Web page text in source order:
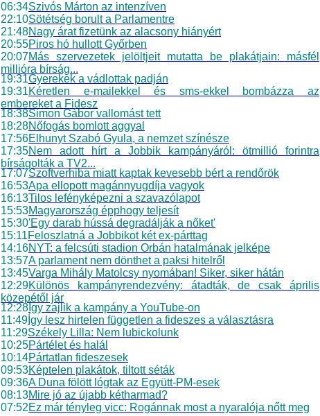
06:34Szivós Márton az intenzíven
22:10Sötétség borult a Parlamentre
21:48Nagy árat fizetünk az alacsony hiányért
20:55Piros hó hullott Győrben
20:07Más szervezetek jelöltjeit mutatta be plakátjain: másfél
millióra bírság...
19:31Gyerekek a vádlottak padján
19:31Kéretlen e-mailekkel és sms-ekkel bombázza az
embereket a Fidesz
18:38Simon Gábor vallomást tett
18:28Nőfogás bomlott aggyal
17:56Elhunyt Szabó Gyula, a nemzet színésze
17:35Nem adott hírt a Jobbik kampányáról: ötmillió forintra
bírságolták a TV2...
17:07Szoftverhiba miatt kaptak kevesebb bért a rendőrök
16:53Apa ellopott magánnyugdíja vagyok
16:13Tilos lefényképezni a szavazólapot
15:53Magyarország épphogy teljesít
15:30'Egy darab hússá degradálják a nőket'
15:11Feloszlatná a Jobbikot két ex-párttag
14:16NYT: a felcsúti stadion Orbán hatalmának jelképe
13:57A parlament nem dönthet a paksi hitelről
13:45Varga Mihály Matolcsy nyomában! Siker, siker hátán
12:29Különös kampányrendezvény: átadták, de csak április
közepétől jár
12:28 Így zajlik a kampány a YouTube-on
11:49 Így lesz hirtelen független a fideszes a választásra
11:29Székely Lilla: Nem lubickolunk
10:25Pártélet és halál
10:14Pártatlan fideszesek
09:53Képtelen plakátok, tiltott séták
09:36A Duna fölött lógtak az Együtt-PM-esek
08:13Mire jó az újabb kétharmad?
07:52Ez már tényleg vicc: Rogánnak most a nyaralója nőtt meg